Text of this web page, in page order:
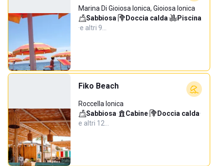
Marina Di Gioiosa Ionica, Gioiosa Ionica
Sabbiosa· Doccia calda·
Piscina
·e altri 9…
Fiko Beach
Roccella Ionica
Sabbiosa· Cabine· Doccia calda·
e altri 12…